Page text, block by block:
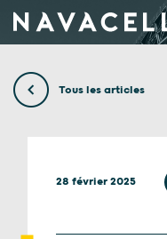
Tous les articles
28 février 2025